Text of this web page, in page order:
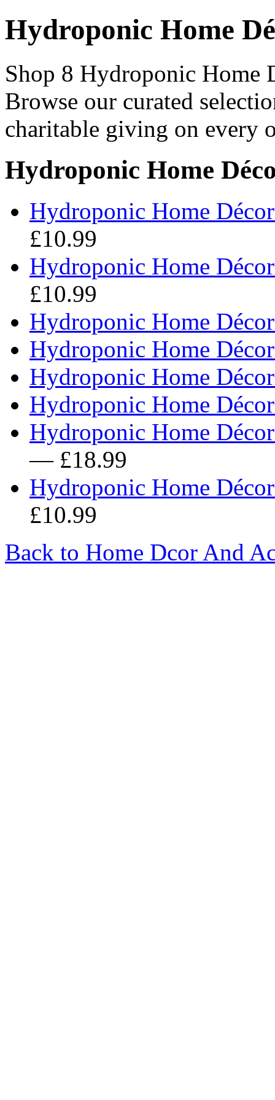
Hydroponic Home
Shop 8 Hydroponic Home
Browse our curated
charitable giving on every
Hydroponic Home
Hydroponic Home
£10.99
Hydroponic Home
£10.99
Hydroponic Home
Hydroponic Home
Hydroponic Home
Hydroponic Home
Hydroponic Home
— £18.99
Hydroponic Home
£10.99
Back to Home Dcor And